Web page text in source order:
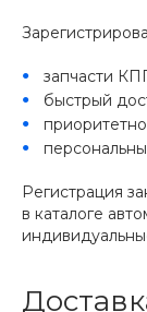
запчасти
быстрый
Регистрация
в каталоге